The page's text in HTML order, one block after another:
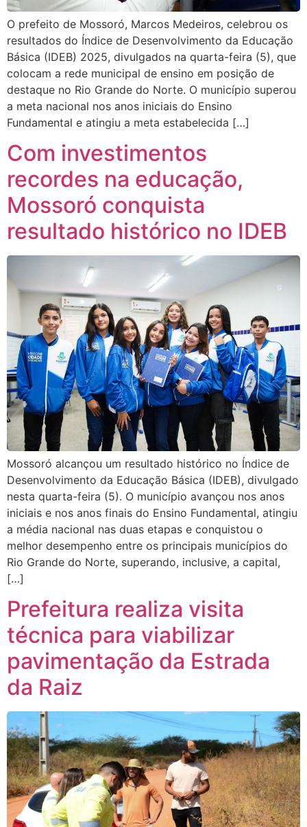
O prefeito de Mossoró, Marcos Medeiros, celebrou os
resultados do Índice de Desenvolvimento da Educação
Básica (IDEB) 2025, divulgados na quarta-feira (5), que
colocam a rede municipal de ensino em posição de
destaque no Rio Grande do Norte. O município superou
a meta nacional nos anos iniciais do Ensino
Fundamental e atingiu a meta estabelecida […]
Com investimentos
recordes na educação,
Mossoró conquista
resultado histórico no IDEB
Mossoró alcançou um resultado histórico no Índice de
Desenvolvimento da Educação Básica (IDEB), divulgado
nesta quarta-feira (5). O município avançou nos anos
iniciais e nos anos finais do Ensino Fundamental, atingiu
a média nacional nas duas etapas e conquistou o
melhor desempenho entre os principais municípios do
Rio Grande do Norte, superando, inclusive, a capital,
[…]
Prefeitura realiza visita
técnica para viabilizar
pavimentação da Estrada
da Raiz